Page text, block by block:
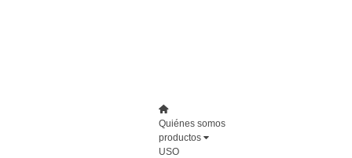
Quiénes somos
productos
USO